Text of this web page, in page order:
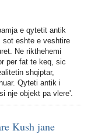
e qytetit antik
sot eshte e veshtire
Ne rikthehemi
per fat te keq, sic
shqiptar,
Qyteti antik i
nje objekt pa vlere'.
Kush jane